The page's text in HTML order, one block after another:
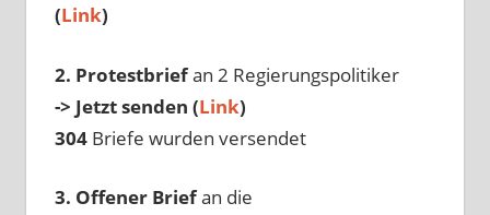
(Link)
2. Protestbriefan 2 Regierungspolitiker
-> Jetzt senden (Link)
304Briefe wurden versendet
3. Offener Briefan die